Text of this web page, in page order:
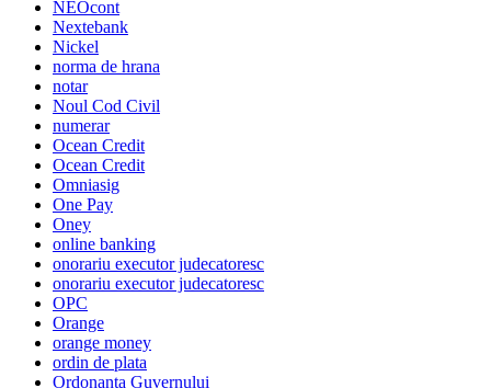
NEOcont
Nextebank
Nickel
norma de hrana
notar
Noul Cod Civil
numerar
Ocean Credit
Ocean Credit
Omniasig
One Pay
Oney
online banking
onorariu executor judecatoresc
onorariu executor judecatoresc
OPC
Orange
orange money
ordin de plata
Ordonanta Guvernului